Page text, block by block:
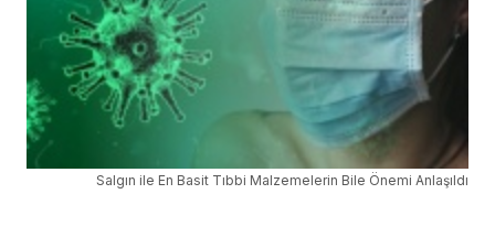
Salgın ile En Basit Tıbbi Malzemelerin Bile Önemi Anlaşıldı